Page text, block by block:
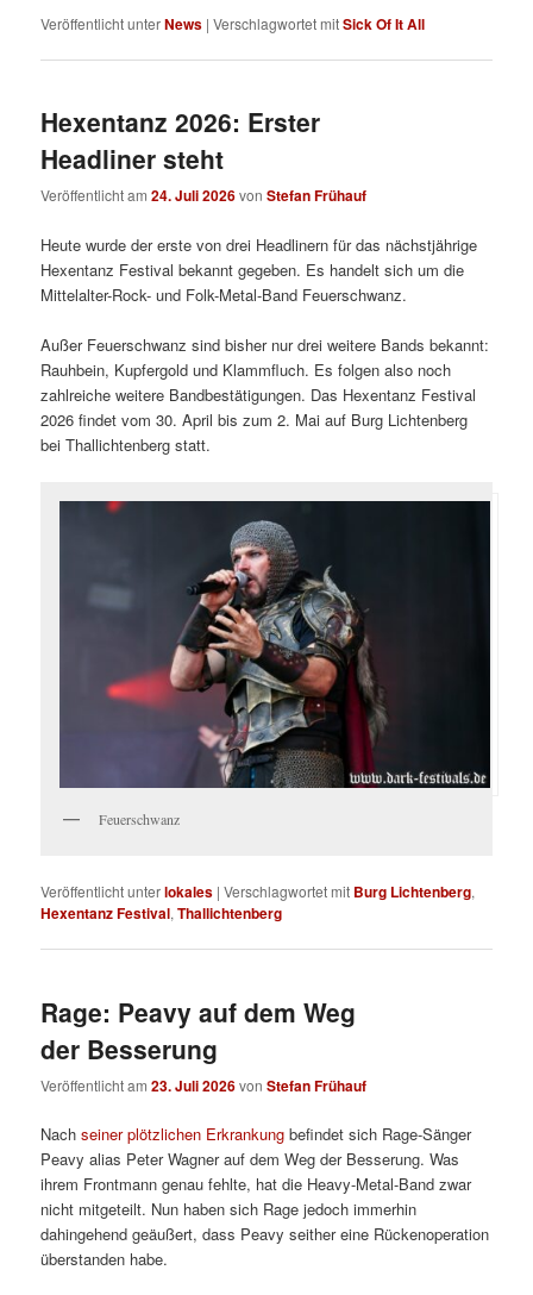
Veröffentlicht unterNews |Verschlagwortet mitSick Of It All
Hexentanz 2026: Erster
Headliner steht
Veröffentlicht am24. Juli 2026vonStefan Frühauf
Heute wurde der erste von drei Headlinern für das nächstjährige
Hexentanz Festival bekannt gegeben. Es handelt sich um die
Mittelalter-Rock- und Folk-Metal-Band Feuerschwanz.
Außer Feuerschwanz sind bisher nur drei weitere Bands bekannt:
Rauhbein, Kupfergold und Klammfluch. Es folgen also noch
zahlreiche weitere Bandbestätigungen. Das Hexentanz Festival
2026 findet vom 30. April bis zum 2. Mai auf Burg Lichtenberg
bei Thallichtenberg statt.
Feuerschwanz
Veröffentlicht unterlokales |Verschlagwortet mit Burg Lichtenberg,
Hexentanz Festival,Thallichtenberg
Rage: Peavy auf dem Weg
der Besserung
Veröffentlicht am23. Juli 2026vonStefan Frühauf
Nachseiner plötzlichen Erkrankung befindet sich Rage-Sänger
Peavy alias Peter Wagner auf dem Weg der Besserung. Was
ihrem Frontmann genau fehlte, hat die Heavy-Metal-Band zwar
nicht mitgeteilt. Nun haben sich Rage jedoch immerhin
dahingehend geäußert, dass Peavy seither eine Rückenoperation
überstanden habe.